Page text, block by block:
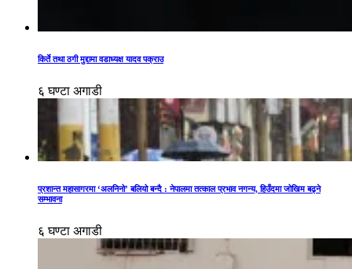
किर्ते तथा ठगी मुद्दामा वडाध्यक्ष यादव पक्राउ
६ घण्टा अगाडी
प्रशान्त महासागरमा ‘अलनिनो’ बलियो बन्दै : नेपालमा तत्काल प्रभाव नगन्य, हिउँदमा जोखिम बढ्ने
सम्भावना
६ घण्टा अगाडी